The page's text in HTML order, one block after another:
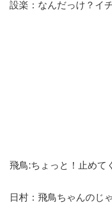
設楽：なんだっけ？イ
飛鳥:ちょっと！止めて
日村：飛鳥ちゃんのじ